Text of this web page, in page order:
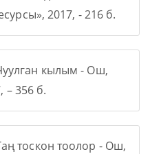
2017, - 216 б.
кылым - Ош,
– 356 б.
тоскон тоолор - Ош,